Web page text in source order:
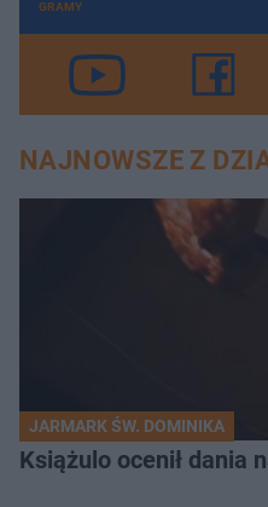
GRAMY
NAJNOWSZE Z
JARMARK ŚW. DOMINIKA
Książulo ocenił dania